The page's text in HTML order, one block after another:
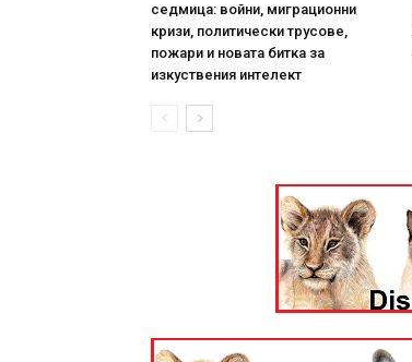
седмица: войни, миграционни
кризи, политически трусове,
пожари и новата битка за
изкуствения интелект